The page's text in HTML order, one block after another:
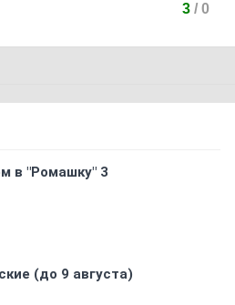
3/ 0
в "Ромашку" 3
(до 9 августа)